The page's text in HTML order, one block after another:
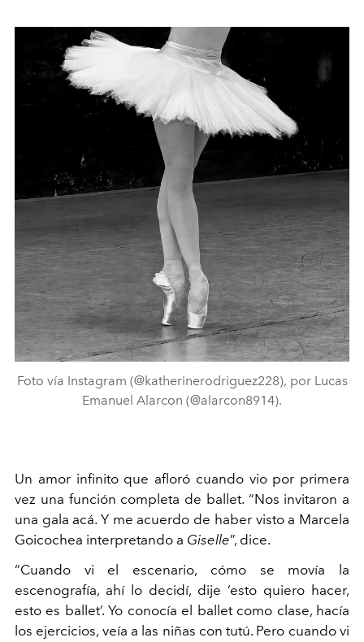
Foto vía Instagram (@katherinerodriguez228), por Lucas
Emanuel Alarcon (@alarcon8914).
Un amor infinito que afloró cuando vio por primera
vez una función completa de ballet. “Nos invitaron a
una gala acá. Y me acuerdo de haber visto a Marcela
Goicochea interpretando a Giselle”, dice.
“Cuando vi el escenario, cómo se movía la
escenografía, ahí lo decidí, dije ‘esto quiero hacer,
esto es ballet’. Yo conocía el ballet como clase, hacía
los ejercicios, veía a las niñas con tutú. Pero cuando vi